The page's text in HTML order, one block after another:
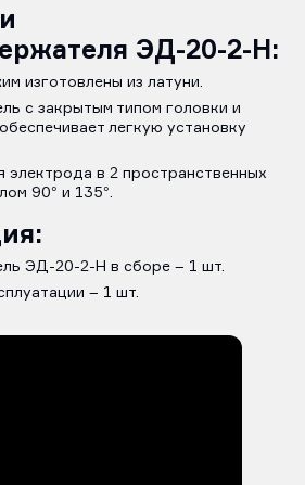
ЭД-20-2-H:
изготовлены из латуни.
с закрытым типом головки и
легкую установку
электрода в 2 пространственных
90° и 135°.
ЭД-20-2-H в сборе – 1 шт.
– 1 шт.